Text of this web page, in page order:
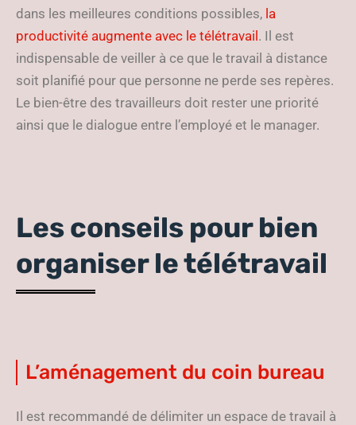
dans les meilleures conditions possibles, la
productivité augmente avec le télétravail . Il est
indispensable de veiller à ce que le travail à distance
soit planifié pour que personne ne perde ses repères.
Le bien-être des travailleurs doit rester une priorité
ainsi que le dialogue entre l’employé et le manager.
Les conseils pour bien
organiser le télétravail
L’aménagement du coin bureau
Il est recommandé de délimiter un espace de travail à